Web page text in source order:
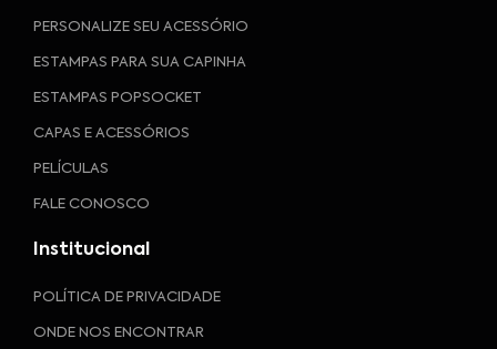
PERSONALIZE SEU ACESSÓRIO
ESTAMPAS PARA SUA CAPINHA
ESTAMPAS POPSOCKET
CAPAS E ACESSÓRIOS
PELÍCULAS
FALE CONOSCO
Institucional
POLÍTICA DE PRIVACIDADE
ONDE NOS ENCONTRAR